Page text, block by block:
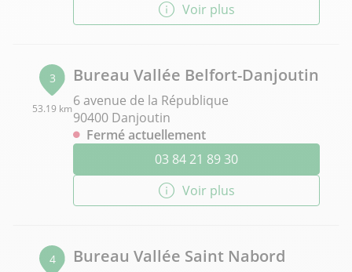
Voir plus
3
53.19 km
Bureau Vallée Belfort-Danjoutin
6 avenue de la République
90400 Danjoutin
Fermé actuellement
03 84 21 89 30
Voir plus
4 Bureau Vallée Saint Nabord